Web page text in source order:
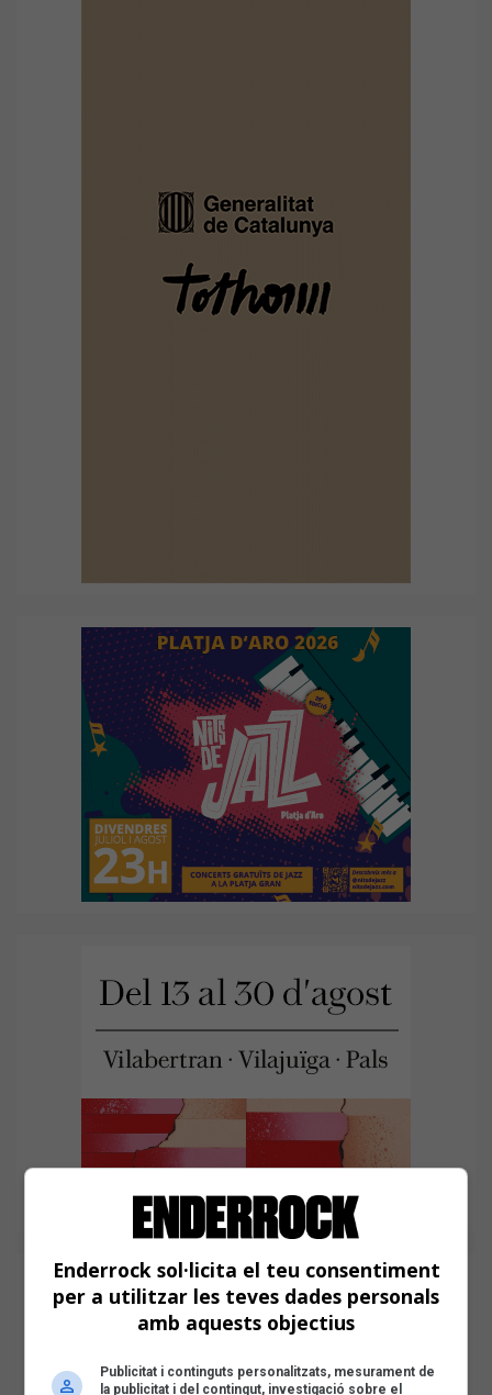
Enderrock sol·licita el teu consentiment
per a utilitzar les teves dades personals
amb aquests objectius
Publicitat i continguts personalitzats, mesurament de
la publicitat i del contingut, investigació sobre el